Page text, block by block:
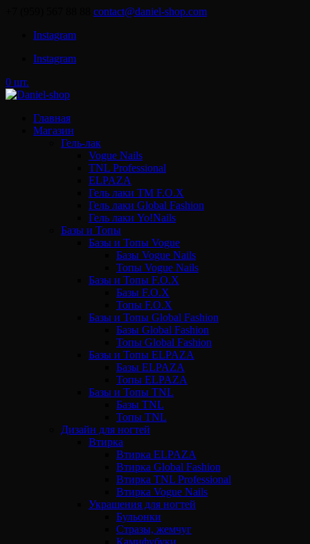
contact@daniel-shop.com
Instagram
Instagram
0 шт.
Главная
Магазин
Гель-лак
Vogue Nails
TNL Professional
ELPAZA
Гель лаки ТМ F.O.X
Гель лаки Global Fashion
Гель лаки Yo!Nails
Базы и Топы
Базы и Топы Vogue
Базы Vogue Nails
Топы Vogue Nails
Базы и Топы F.O.X
Базы F.O.X
Топы F.O.X
Базы и Топы Global Fashion
Базы Global Fashion
Топы Global Fashion
Базы и Топы ELPAZA
Базы ELPAZA
Топы ELPAZA
Базы и Топы TNL
Базы TNL
Топы TNL
Дизайн для ногтей
Втирка
Втирка ELPAZA
Втирка Global Fashion
Втирка TNL Professional
Втирка Vogue Nails
Украшения для ногтей
Бульонки
Стразы, жемчуг
Камифубуки